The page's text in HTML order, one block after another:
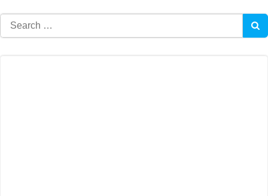
Search
for: